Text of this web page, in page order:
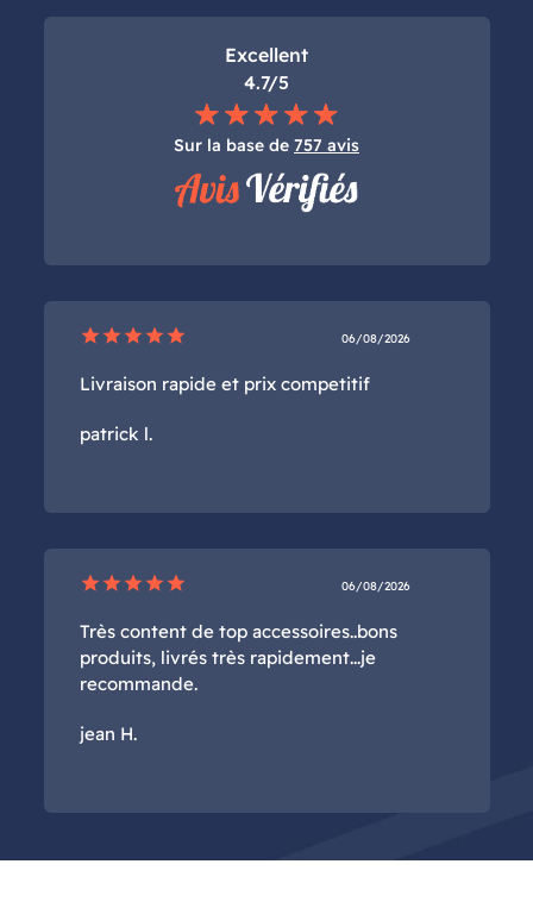
Excellent
4.7/5
Sur la base de 757 avis
star star star star star 06/08/2026
Livraison rapide et prix competitif
patrick l.
star star star star star 06/08/2026
Très content de top accessoires..bons
produits, livrés très rapidement...je
recommande.
jean H.